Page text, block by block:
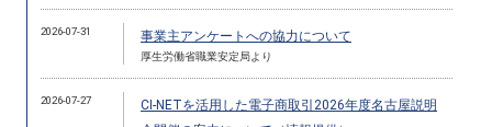
2026-07-31 事業主アンケートへの協力について
厚生労働省職業安定局より
2026-07-27
CI-NETを活用した電子商取引2026年度名古屋説明